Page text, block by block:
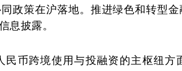
政策在沪落地。推进绿色和转型
息披露。
民币跨境使用与投融资的主枢纽方